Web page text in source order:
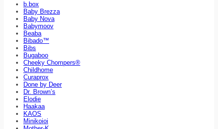
b.box
Baby Brezza
Baby Nova
Babymoov
Beaba
Bibado™
Bibs
Bugaboo
Cheeky Chompers®
Childhome
Curaprox
Done by Deer
Dr. Brown’s
Elodie
Haakaa
KAOS
Minikoioi